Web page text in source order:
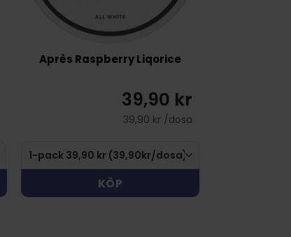
Après Raspberry Liqorice
39,90 kr
39,90 kr /dosa
KÖP